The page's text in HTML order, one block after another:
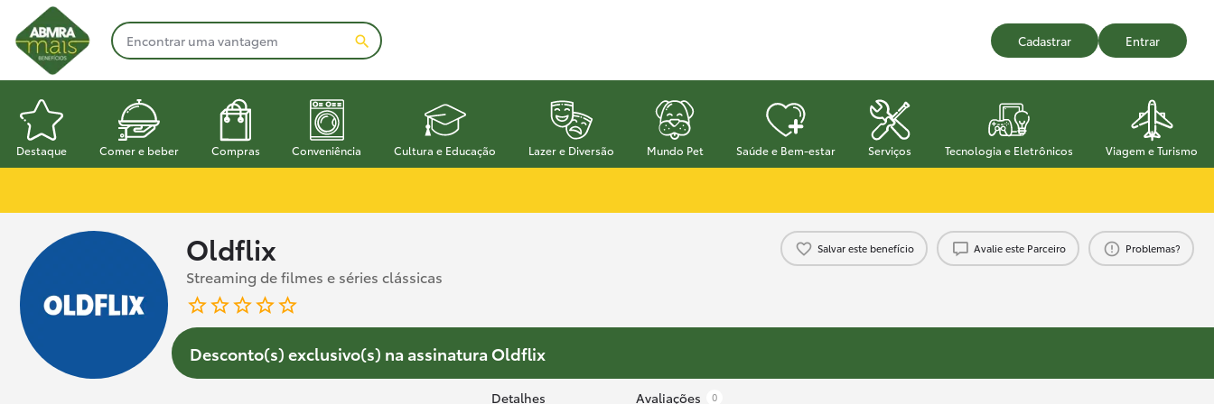
Cadastrar Entrar
Destaque Comer e beber Compras Conveniência Cultura e Educação Lazer e Diversão Mundo Pet Saúde e Bem-estar Serviços Tecnologia e Eletrônicos Viagem e Turismo
Oldflix
Streaming de filmes e séries clássicas
Desconto(s) exclusivo(s) na assinatura Oldflix
Salvar este benefício Avalie este Parceiro Problemas?
Detalhes Avaliações 0